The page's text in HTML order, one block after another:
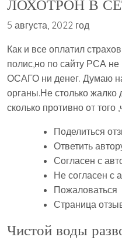
ЛОХОТРОН В
5 августа, 2022 год
Как и все оплатил
полис,но по сайту РСА не
ОСАГО ни денег. Думаю
органы.Не столько жалко
сколько противно от
Поделиться
Ответить
Согласен с
Не согласен с
Пожаловаться
Страница
Чистой воды